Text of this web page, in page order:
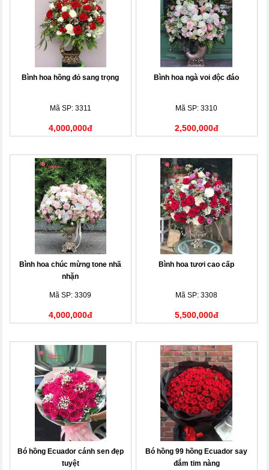
Bình hoa hồng đỏ sang trọng
Mã SP: 3311
4,000,000đ
Bình hoa ngà voi độc đáo
Mã SP: 3310
2,500,000đ
Bình hoa chúc mừng tone nhã
nhặn
Mã SP: 3309
4,000,000đ
Bình hoa tươi cao cấp
Mã SP: 3308
5,500,000đ
Bó hồng Ecuador cánh sen đẹp
tuyệt
Bó hồng 99 hồng Ecuador say
đắm tim nàng